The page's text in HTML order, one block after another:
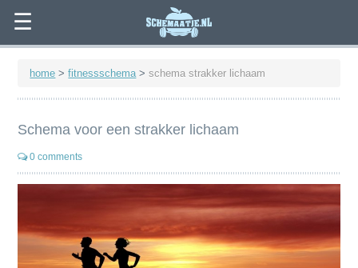
☰
home > fitnessschema > schema strakker lichaam
Schema voor een strakker lichaam
0 comments